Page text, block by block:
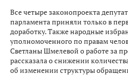
Все четыре законопроекта
парламента приняли только в
доработку. Также народные
уполномоченного по правам
Светланы Шмелевой о работе за
рассказала о снижении
об изменении структуры